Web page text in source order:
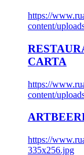
https://
content/
CARTA
https://
content/
https://
335x256.jpg